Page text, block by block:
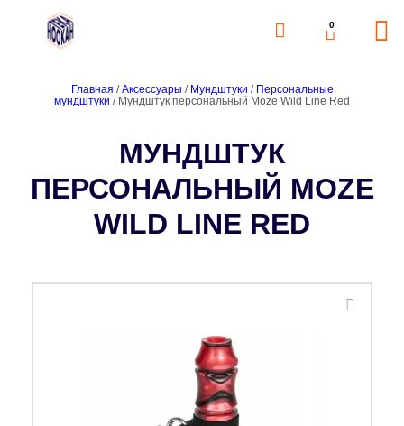
0
Главная /Аксессуары / Мундштуки / Персональные
мундштуки / Мундштук персональный Moze Wild Line Red
МУНДШТУК
ПЕРСОНАЛЬНЫЙ MOZE
WILD LINE RED